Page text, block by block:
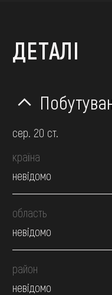
ДЕТАЛІ
сер. 20 ст.
країна
невідомо
область
невідомо
район
невідомо